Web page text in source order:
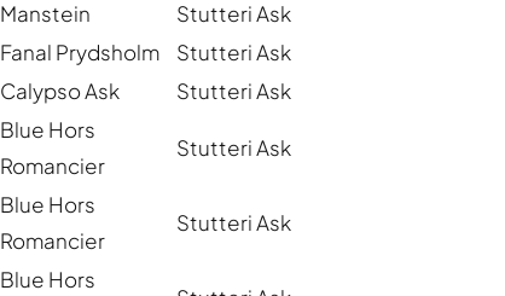
Manstein
Stutteri Ask
Fanal Prydsholm
Stutteri Ask
Calypso Ask Stutteri Ask
Blue Hors
Romancier
Stutteri Ask
Blue Hors
Romancier
Stutteri Ask
Blue Hors